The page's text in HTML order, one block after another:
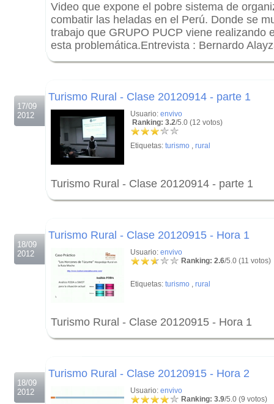
Video que expone el pobre sistema de
combatir las heladas en el Perú. Donde se
trabajo que GRUPO PUCP viene realizando
esta problemática.Entrevista : Bernardo
17/09
2012
Turismo Rural - Clase 20120914 - parte 1
Usuario: envivo
Ranking: 3.2/5.0 (12 votos)
Etiquetas: turismo , rural
Turismo Rural - Clase 20120914 - parte 1
18/09
2012
Turismo Rural - Clase 20120915 - Hora 1
Usuario: envivo
Ranking: 2.6/5.0 (11 votos)
Etiquetas: turismo , rural
Turismo Rural - Clase 20120915 - Hora 1
18/09
2012
Turismo Rural - Clase 20120915 - Hora 2
Usuario: envivo
Ranking: 3.9/5.0 (9 votos)